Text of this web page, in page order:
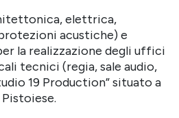
elettrica,
acustiche) e
la realizzazione degli uffici
tecnici (regia, sale audio,
19 Production” situato a